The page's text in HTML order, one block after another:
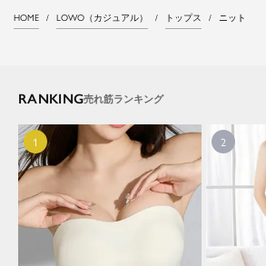
HOME LOWO（カジュアル） トップス ニット
RANKING